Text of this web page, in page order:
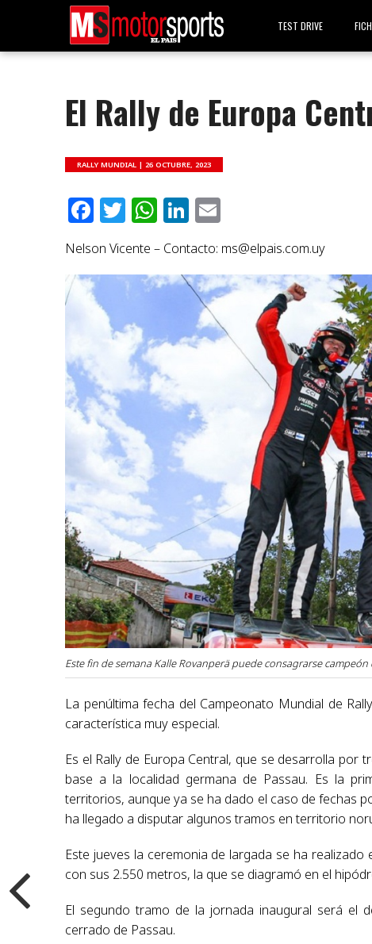
TEST DRIVE
El Rally de Europa
RALLY MUNDIAL |26 OCTUBRE, 2023
Facebook
Twitter
WhatsApp
LinkedIn
Nelson Vicente – Contacto: ms@elpais.com.uy
Este fin de semana Kalle Rovanperä puede consagrarse
La penúltima fecha del Campeonato Mundial de
característica muy especial.
Es el Rally de Europa Central, que se desarrolla por
base a la localidad germana de Passau. Es la
territorios, aunque ya se ha dado el caso de fechas
ha llegado a disputar algunos tramos en territorio
Este jueves la ceremonia de largada se ha
con sus 2.550 metros, la que se diagramó en el
El segundo tramo de la jornada inaugural será el
cerrado de Passau.